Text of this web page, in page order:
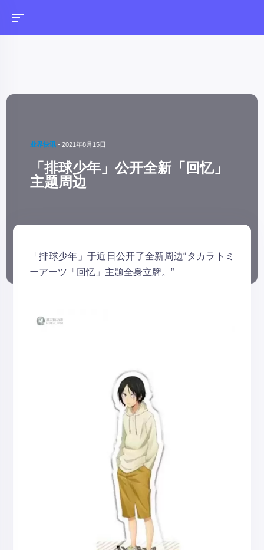
业界快讯 -2021年8月15日
「排球少年」公开全新「回忆」
主题周边
「排球少年」于近日公开了全新周边“タカラトミ
ーアーツ「回忆」主题全身立牌。”